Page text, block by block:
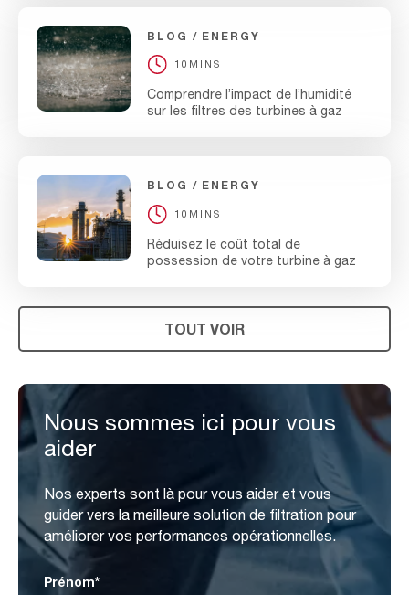
BLOG ENERGY
10MINS
Comprendre l’impact de l’humidité
sur les filtres des turbines à gaz
BLOG ENERGY
10MINS
Réduisez le coût total de
possession de votre turbine à gaz
TOUT VOIR
Nous sommes ici pour vous
aider
Nos experts sont là pour vous aider et vous
guider vers la meilleure solution de filtration pour
améliorer vos performances opérationnelles.
Prénom*